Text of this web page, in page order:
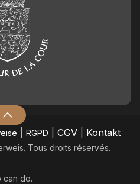
RGPD CGV| Kontakt
Tous droits réservés.
can do.